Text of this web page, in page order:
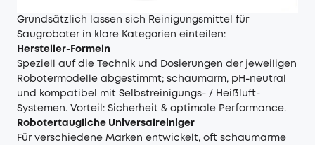
Grundsätzlich lassen sich Reinigungsmittel für
Saugroboter in klare Kategorien einteilen:
Hersteller-Formeln
Speziell auf die Technik und Dosierungen der jeweiligen
Robotermodelle abgestimmt; schaumarm, pH-neutral
und kompatibel mit Selbstreinigungs- / Heißluft-
Systemen. Vorteil: Sicherheit & optimale Performance.
Robotertaugliche Universalreiniger
Für verschiedene Marken entwickelt, oft schaumarme